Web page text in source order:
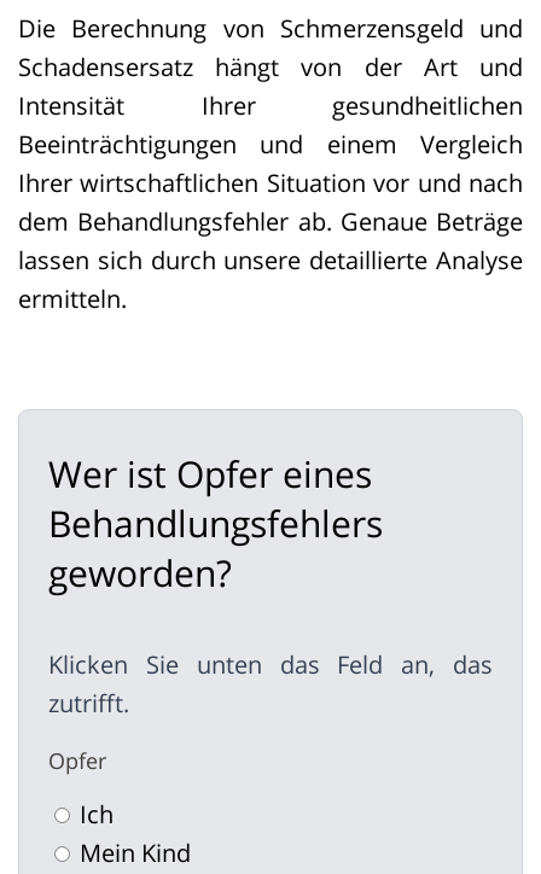
Die Berechnung von Schmerzensgeld und
Schadensersatz hängt von der Art und
Intensität Ihrer gesundheitlichen
Beeinträchtigungen und einem Vergleich
Ihrer wirtschaftlichen Situation vor und nach
dem Behandlungsfehler ab. Genaue Beträge
lassen sich durch unsere detaillierte Analyse
ermitteln.
Wer ist Opfer eines
Behandlungsfehlers
geworden?
Klicken Sie unten das Feld an, das
zutrifft.
Opfer
Ich
Mein Kind